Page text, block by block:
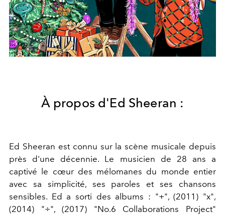
À propos d'Ed Sheeran :
Ed Sheeran est connu sur la scène musicale depuis
près d'une décennie. Le musicien de 28 ans a
captivé le cœur des mélomanes du monde entier
avec sa simplicité, ses paroles et ses chansons
sensibles. Ed a sorti des albums : "+", (2011) "x",
(2014) "÷", (2017) "No.6 Collaborations Project"